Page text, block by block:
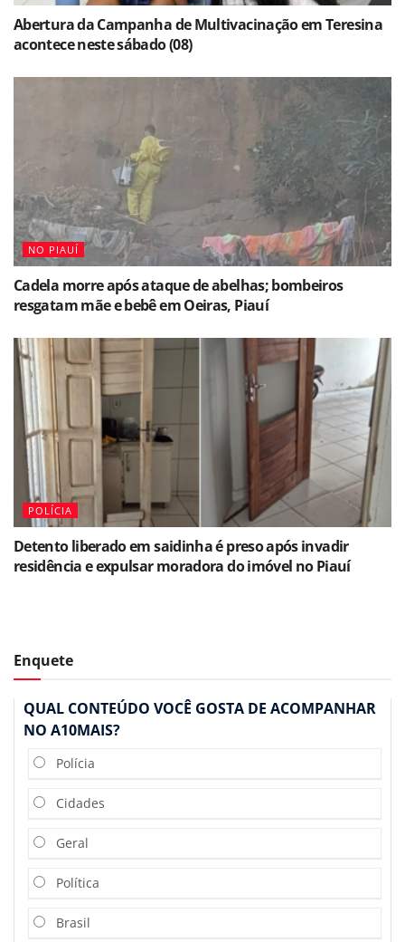
Abertura da Campanha de Multivacinação em Teresina
acontece neste sábado (08)
NO PIAUÍ
Cadela morre após ataque de abelhas; bombeiros
resgatam mãe e bebê em Oeiras, Piauí
POLÍCIA
Detento liberado em saidinha é preso após invadir
residência e expulsar moradora do imóvel no Piauí
Enquete
QUAL CONTEÚDO VOCÊ GOSTA DE ACOMPANHAR
NO A10MAIS?
Polícia
Cidades
Geral
Política
Brasil